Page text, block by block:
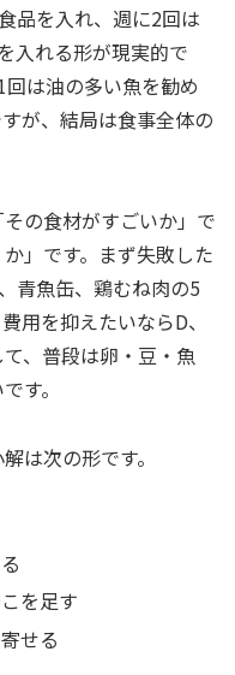
品を入れ、週に2回は
入れる形が現実的で
は油の多い魚を勧め
が、結局は食事全体の
の食材がすごいか」で
」です。まず失敗した
青魚缶、鶏むね肉の5
用を抑えたいならD、
、普段は卵・豆・魚
す。
は次の形です。
を足す
せる